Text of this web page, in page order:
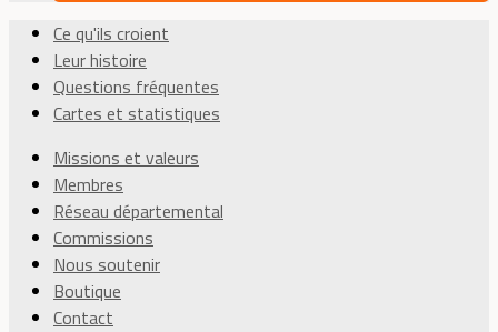
Ce qu'ils croient
Leur histoire
Questions fréquentes
Cartes et statistiques
Missions et valeurs
Membres
Réseau départemental
Commissions
Nous soutenir
Boutique
Contact